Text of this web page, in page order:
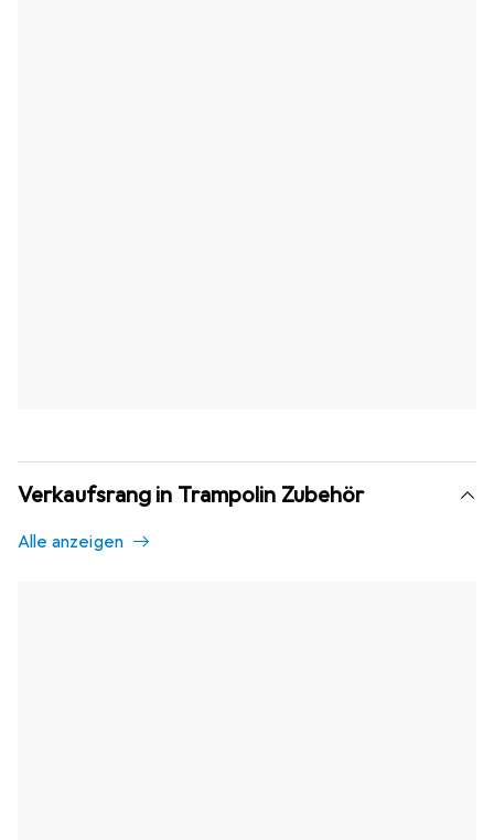
Verkaufsrang in Trampolin Zubehör
Alle anzeigen